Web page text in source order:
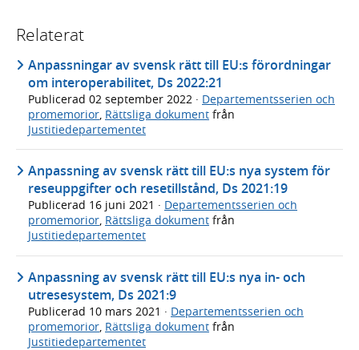
Relaterat
Anpassningar av svensk rätt till EU:s förordningar
om interoperabilitet, Ds 2022:21
Publicerad 02 september 2022 · Departementsserien och
promemorior Rättsliga dokument från
Justitiedepartementet
Anpassning av svensk rätt till EU:s nya system för
reseuppgifter och resetillstånd, Ds 2021:19
Publicerad 16 juni 2021 · Departementsserien och
promemorior, Rättsliga dokument från
Justitiedepartementet
Anpassning av svensk rätt till EU:s nya in- och
utresesystem, Ds 2021:9
Publicerad 10 mars 2021 · Departementsserien och
promemorior, Rättsliga dokument från
Justitiedepartementet